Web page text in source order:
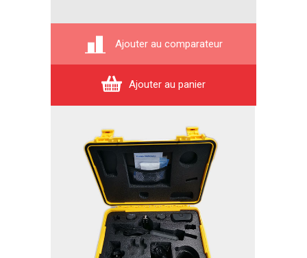
Ajouter au comparateur
Ajouter au panier